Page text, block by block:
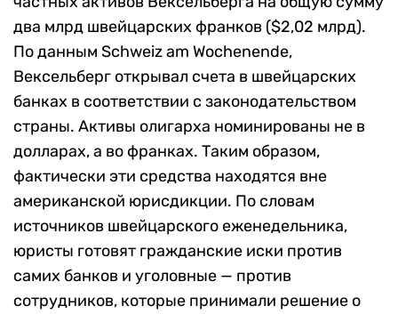
два млрд швейцарских франков ($2,02 млрд).
По данным Schweiz am Wochenende,
Вексельберг открывал счета в швейцарских
банках в соответствии с законодательством
страны. Активы олигарха номинированы не в
долларах, а во франках. Таким образом,
фактически эти средства находятся вне
американской юрисдикции. По словам
источников швейцарского еженедельника,
юристы готовят гражданские иски против
самих банков и уголовные — против
сотрудников, которые принимали решение о